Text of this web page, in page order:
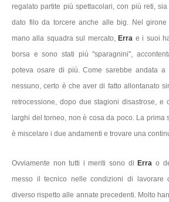
regalato partite più spettacolari, con più reti,
dato filo da torcere anche alle big. Nel girone
mano alla squadra sul mercato, Erra e i suoi
borsa e sono stati più "sparagnini",
poteva osare di più. Come sarebbe andata
nessuno, certo è che aver di fatto allontanato
retrocessione, dopo due stagioni disastrose, e
larghi del torneo, non è cosa da poco. La prima
è miscelare i due andamenti e trovare una
Ovviamente non tutti i meriti sono di Erra o
messo il tecnico nelle condizioni di lavorare
diverso rispetto alle annate precedenti. Molto